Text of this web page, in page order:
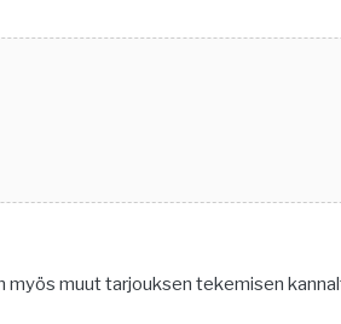
myös muut tarjouksen tekemisen